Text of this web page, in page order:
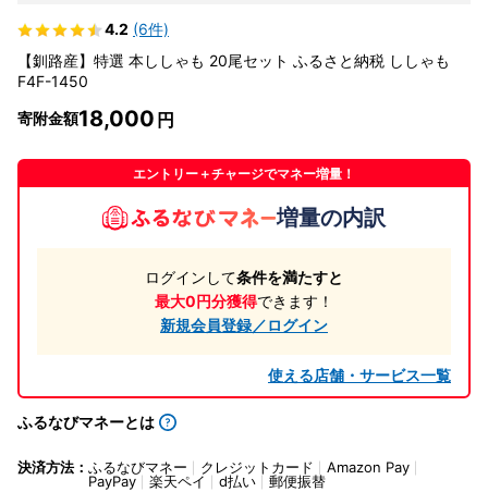
4.2 (6件)
【釧路産】特選 本ししゃも 20尾セット ふるさと納税 ししゃも
F4F-1450
寄附金額18,000
エントリー＋チャージでマネー増量！
増量の内訳
ログインして条件を満たすと
最大0円分獲得できます！
新規会員登録／ログイン
使える店舗・サービス一覧
ふるなびマネーとは
決済方法： ふるなびマネー クレジットカード
Amazon Pay
PayPay
楽天ペイ d払い 郵便振替